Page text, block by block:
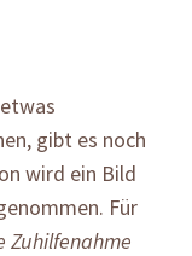
gibt es noch
wird ein Bild
Für
Zuhilfenahme